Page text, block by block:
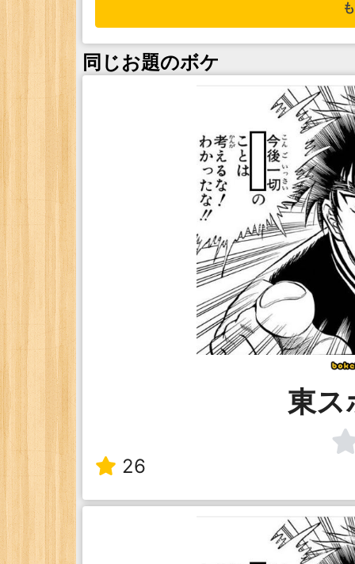
同じお題のボケ
東ス
26